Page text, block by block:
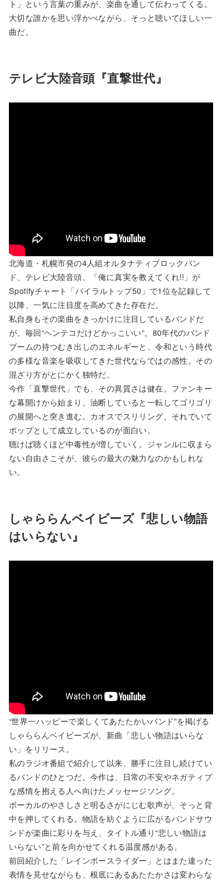
ト」という言葉の重みが、楽曲を通して伝わってくる。
大切な誰かを思い浮かべながら、そっと聴いてほしい一
曲だ。
テレビ大陸音頭『直撃世代』
北海道・札幌市発の4人組オルタナティブロックバン
ド、テレビ大陸音頭。「俺に真実を教えてくれ!!」が
Spotifyチャート「バイラルトップ50」で1位を記録して
以降、一気に注目度を高めてきた存在だ。
私自身もその楽曲をきっかけに注目しているバンドだ
が、毎回“ヘンテコだけどかっこいい”。80年代のバンド
ブームの持つむき出しのエネルギーと、令和という時代
の多様な音楽を吸収してきた世代ならではの感性。その
混ざり方がとにかく独特だ。
今作「直撃世代」でも、その異質さは健在。ファンキー
な幕開けから始まり、油断していると一転してゴリゴリ
の展開へと突き進む。カオスでスリリング、それでいて
ポップとして成立しているのが面白い。
聴けば聴くほど中毒性が増していく。ジャンルに収まら
ない自由さこそが、彼らの最大の魅力なのかもしれな
い。
しゃららんベイビーズ『悲しい物語
はいらない』
“世界一ハッピーで楽しくてあたたかいバンド”を掲げる
しゃららんベイビーズが、新曲「悲しい物語はいらな
い」をリリース。
私のラジオ番組で紹介して以来、勝手に注目し続けてい
るバンドのひとつだ。今作は、日常の不安やネガティブ
な感情を抱える人へ向けたメッセージソング。
ボーカルのやさしさと明るさがにじむ歌声が、そっと背
中を押してくれる。物語を紡ぐように広がるバンドサウ
ンドが楽曲に彩りを与え、タイトル通り“悲しい物語は
いらない”と前を向かせてくれる温度感がある。
前回紹介した「レインボースライダー」とはまた違った
表情を見せながらも、根底にあるあたたかさは変わらな